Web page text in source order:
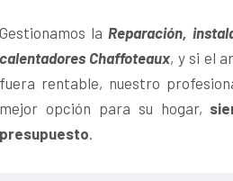
Gestionamos laReparación,
calentadores Chaffoteaux, y si el
fuera rentable, nuestro
mejor opción para su hogar,
presupuesto.